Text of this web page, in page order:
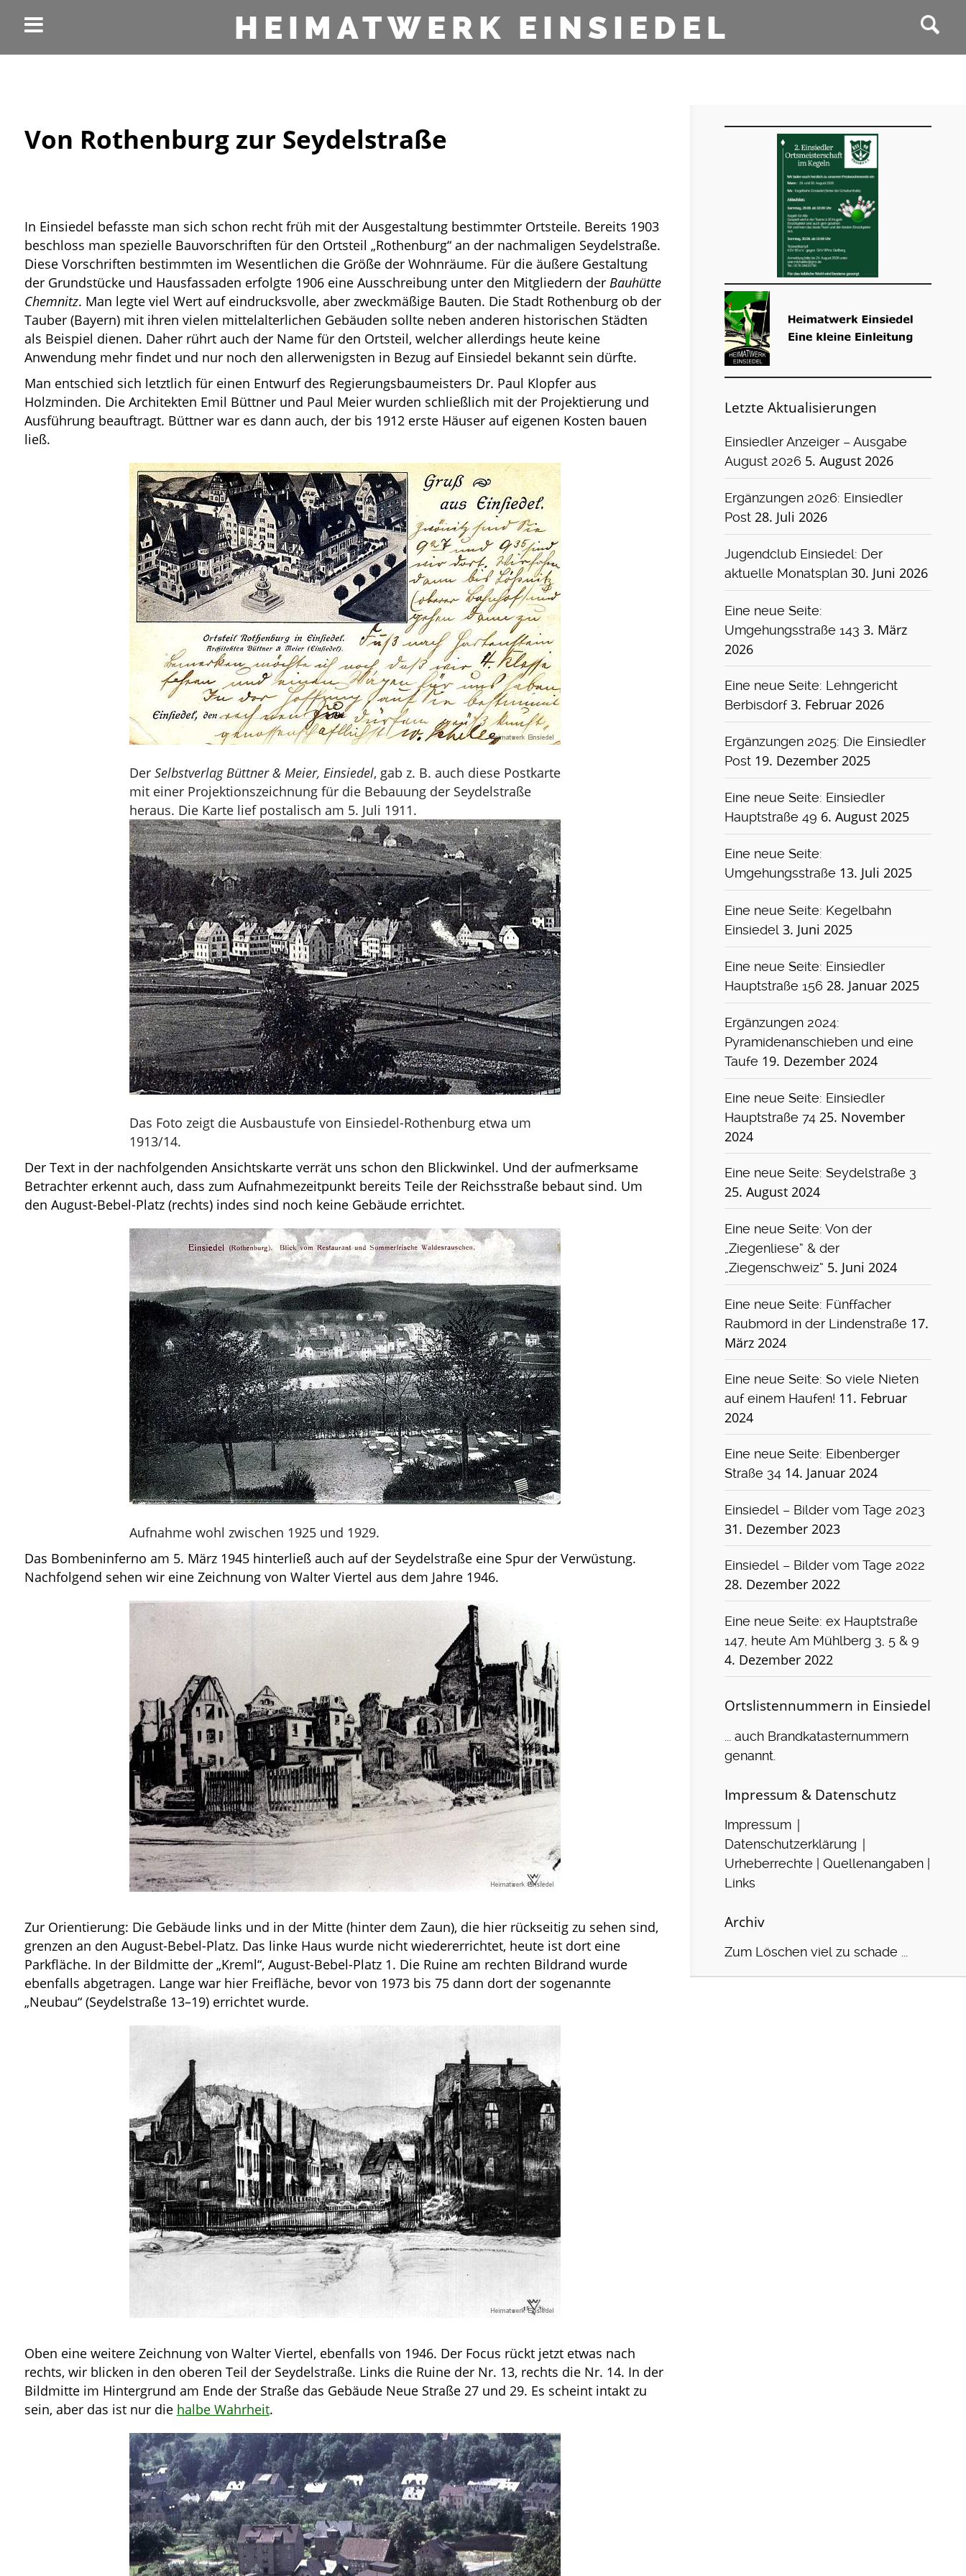
HEIMATWERK EINSIEDEL
Von Rothenburg zur Seydelstraße
In Einsiedel befasste man sich schon recht früh mit der Ausgestaltung bestimmter Ortsteile. Bereits 1903
beschloss man spezielle Bauvorschriften für den Ortsteil „Rothenburg“ an der nachmaligen Seydelstraße.
Diese Vorschriften bestimmten im Wesentlichen die Größe der Wohnräume. Für die äußere Gestaltung
der Grundstücke und Hausfassaden erfolgte 1906 eine Ausschreibung unter den Mitgliedern der Bauhütte
Chemnitz. Man legte viel Wert auf eindrucksvolle, aber zweckmäßige Bauten. Die Stadt Rothenburg ob der
Tauber (Bayern) mit ihren vielen mittelalterlichen Gebäuden sollte neben anderen historischen Städten
als Beispiel dienen. Daher rührt auch der Name für den Ortsteil, welcher allerdings heute keine
Anwendung mehr findet und nur noch den allerwenigsten in Bezug auf Einsiedel bekannt sein dürfte.
Man entschied sich letztlich für einen Entwurf des Regierungsbaumeisters Dr. Paul Klopfer aus
Holzminden. Die Architekten Emil Büttner und Paul Meier wurden schließlich mit der Projektierung und
Ausführung beauftragt. Büttner war es dann auch, der bis 1912 erste Häuser auf eigenen Kosten bauen
ließ.
Der Selbstverlag Büttner & Meier, Einsiedel, gab z. B. auch diese Postkarte
mit einer Projektionszeichnung für die Bebauung der Seydelstraße
heraus. Die Karte lief postalisch am 5. Juli 1911.
Das Foto zeigt die Ausbaustufe von Einsiedel-Rothenburg etwa um
1913/14.
Der Text in der nachfolgenden Ansichtskarte verrät uns schon den Blickwinkel. Und der aufmerksame
Betrachter erkennt auch, dass zum Aufnahmezeitpunkt bereits Teile der Reichsstraße bebaut sind. Um
den August-Bebel-Platz (rechts) indes sind noch keine Gebäude errichtet.
Aufnahme wohl zwischen 1925 und 1929.
Das Bombeninferno am 5. März 1945 hinterließ auch auf der Seydelstraße eine Spur der Verwüstung.
Nachfolgend sehen wir eine Zeichnung von Walter Viertel aus dem Jahre 1946.
Zur Orientierung: Die Gebäude links und in der Mitte (hinter dem Zaun), die hier rückseitig zu sehen sind,
grenzen an den August-Bebel-Platz. Das linke Haus wurde nicht wiedererrichtet, heute ist dort eine
Parkfläche. In der Bildmitte der „Kreml“, August-Bebel-Platz 1. Die Ruine am rechten Bildrand wurde
ebenfalls abgetragen. Lange war hier Freifläche, bevor von 1973 bis 75 dann dort der sogenannte
„Neubau“ (Seydelstraße 13–19) errichtet wurde.
Oben eine weitere Zeichnung von Walter Viertel, ebenfalls von 1946. Der Focus rückt jetzt etwas nach
rechts, wir blicken in den oberen Teil der Seydelstraße. Links die Ruine der Nr. 13, rechts die Nr. 14. In der
Bildmitte im Hintergrund am Ende der Straße das Gebäude Neue Straße 27 und 29. Es scheint intakt zu
sein, aber das ist nur die halbe Wahrheit.
Letzte Aktualisierungen
Einsiedler Anzeiger – Ausgabe
August 2026 5. August 2026
Ergänzungen 2026: Einsiedler
Post 28. Juli 2026
Jugendclub Einsiedel: Der
aktuelle Monatsplan 30. Juni 2026
Eine neue Seite:
Umgehungsstraße 143 3. März
2026
Eine neue Seite: Lehngericht
Berbisdorf 3. Februar 2026
Ergänzungen 2025: Die Einsiedler
Post 19. Dezember 2025
Eine neue Seite: Einsiedler
Hauptstraße 49 6. August 2025
Eine neue Seite:
Umgehungsstraße 13. Juli 2025
Eine neue Seite: Kegelbahn
Einsiedel 3. Juni 2025
Eine neue Seite: Einsiedler
Hauptstraße 156 28. Januar 2025
Ergänzungen 2024:
Pyramidenanschieben und eine
Taufe 19. Dezember 2024
Eine neue Seite: Einsiedler
Hauptstraße 74 25. November
2024
Eine neue Seite: Seydelstraße 3
25. August 2024
Eine neue Seite: Von der
„Ziegenliese“ & der
„Ziegenschweiz“ 5. Juni 2024
Eine neue Seite: Fünffacher
Raubmord in der Lindenstraße 17.
März 2024
Eine neue Seite: So viele Nieten
auf einem Haufen! 11. Februar
2024
Eine neue Seite: Eibenberger
Straße 34 14. Januar 2024
Einsiedel – Bilder vom Tage 2023
31. Dezember 2023
Einsiedel – Bilder vom Tage 2022
28. Dezember 2022
Eine neue Seite: ex Hauptstraße
147, heute Am Mühlberg 3, 5 & 9
4. Dezember 2022
Ortslistennummern in Einsiedel
... auch Brandkatasternummern
genannt.
Impressum & Datenschutz
Impressum |
Datenschutzerklärung |
Urheberrechte | Quellenangaben |
Links
Archiv
Zum Löschen viel zu schade ...